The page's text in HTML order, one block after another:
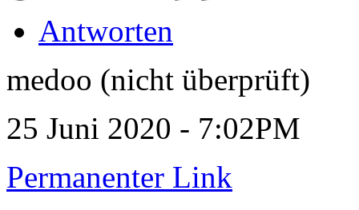
Antworten
medoo (nicht überprüft)
25 Juni 2020 - 7:02PM
Permanenter Link